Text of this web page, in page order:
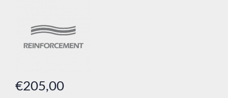
€205,00